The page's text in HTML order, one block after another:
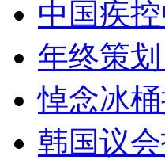
中国疾
年终策
悼念冰
韩国议